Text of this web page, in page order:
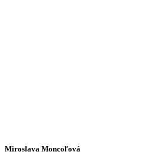
Miroslava Moncoľová